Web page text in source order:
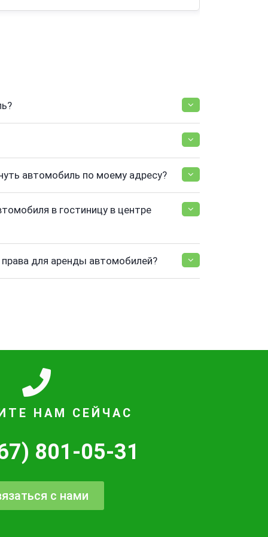
автомобиль по моему адресу?
в гостиницу в центре
для аренды автомобилей?
НАМ СЕЙЧАС
801-05-31
с нами